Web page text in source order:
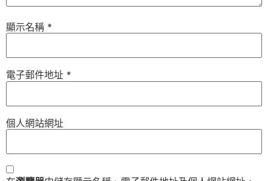
顯示名稱 *
電子郵件地址 *
個人網站網址